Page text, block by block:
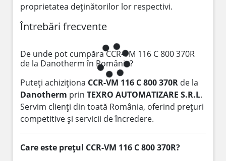
proprietatea deținătorilor lor respectivi.
Întrebări frecvente
De unde pot cumpăra CCR-VM 116 C 800 370R
de la Danotherm în România?
Puteți achiziționa CCR-VM 116 C 800 370R de la
Danotherm prin TEXRO AUTOMATIZARE S.R.L.
Servim clienți din toată România, oferind prețuri
competitive și servicii de încredere.
Care este prețul CCR-VM 116 C 800 370R?